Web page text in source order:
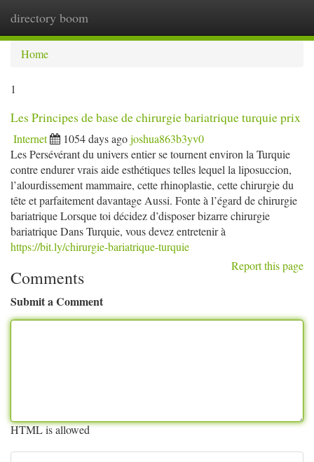
directory boom
Home
1
Les Principes de base de chirurgie bariatrique turquie prix
Internet 1054 days agojoshua863b3yv0
Les Persévérant du univers entier se tournent environ la Turquie
contre endurer vrais aide esthétiques telles lequel la liposuccion,
l’alourdissement mammaire, cette rhinoplastie, cette chirurgie du
tête et parfaitement davantage Aussi. Fonte à l’égard de chirurgie
bariatrique Lorsque toi décidez d’disposer bizarre chirurgie
bariatrique Dans Turquie, vous devez entretenir à
https://bit.ly/chirurgie-bariatrique-turquie
Report this page
Comments
Submit a Comment
HTML is allowed